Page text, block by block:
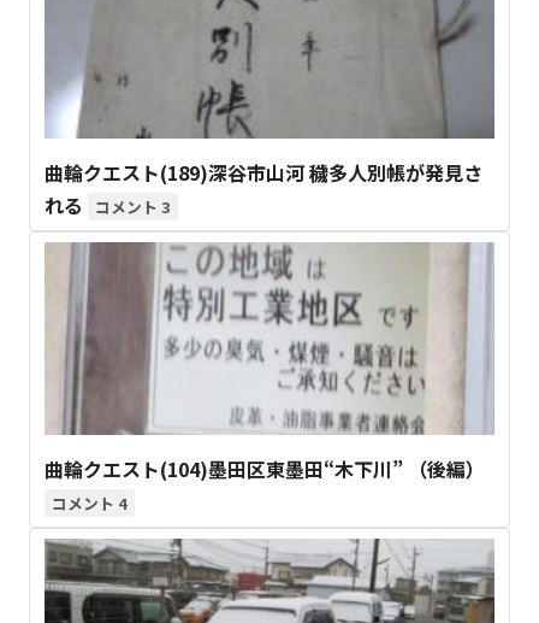
曲輪クエスト(189)深谷市山河 穢多人別帳が発見さ
れる
3
曲輪クエスト(104)墨田区東墨田“木下川” （後編）
4